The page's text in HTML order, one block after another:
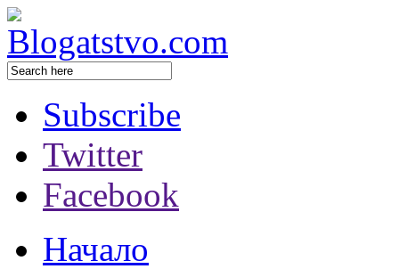
Subscribe
Twitter
Facebook
Начало